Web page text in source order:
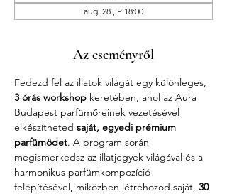
aug. 28., P 18:00
Az eseményről
Fedezd fel az illatok világát egy különleges,
3 órás workshop keretében, ahol az Aura
Budapest parfümőreinek vezetésével
elkészítheted saját, egyedi prémium
parfümödet. A program során
megismerkedsz az illatjegyek világával és a
harmonikus parfümkompozíció
felépítésével, miközben létrehozod saját, 30